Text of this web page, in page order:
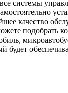
системы
качество
подобрать
будет